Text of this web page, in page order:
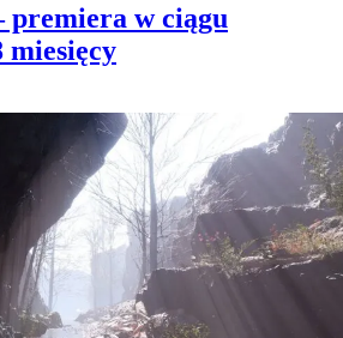
premiera w ciągu
miesięcy